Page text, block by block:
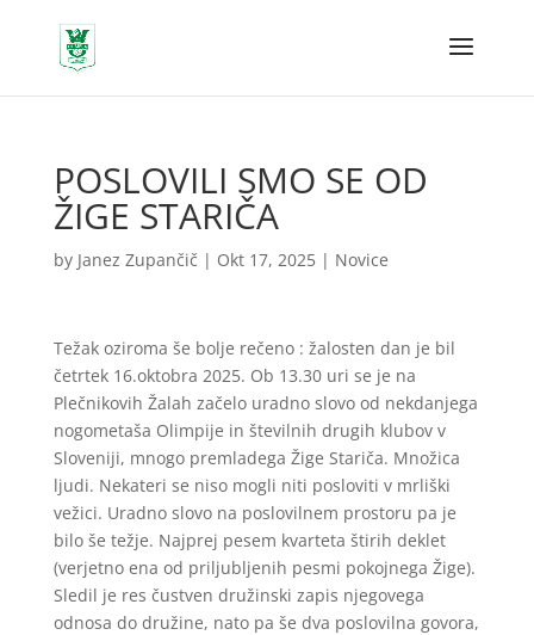
POSLOVILI SMO SE OD
ŽIGE STARIČA
by Janez Zupančič | Okt 17, 2025| Novice
Težak oziroma še bolje rečeno : žalosten dan je bil
četrtek 16.oktobra 2025. Ob 13.30 uri se je na
Plečnikovih Žalah začelo uradno slovo od nekdanjega
nogometaša Olimpije in številnih drugih klubov v
Sloveniji, mnogo premladega Žige Stariča. Množica
ljudi. Nekateri se niso mogli niti posloviti v mrliški
vežici. Uradno slovo na poslovilnem prostoru pa je
bilo še težje. Najprej pesem kvarteta štirih deklet
(verjetno ena od priljubljenih pesmi pokojnega Žige).
Sledil je res čustven družinski zapis njegovega
odnosa do družine, nato pa še dva poslovilna govora,